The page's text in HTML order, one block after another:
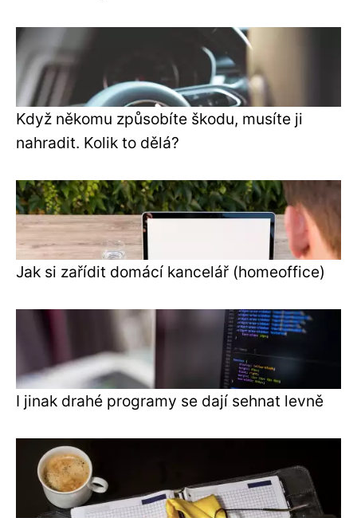
Když někomu způsobíte škodu, musíte ji
nahradit. Kolik to dělá?
Jak si zařídit domácí kancelář (homeoffice)
I jinak drahé programy se dají sehnat levně